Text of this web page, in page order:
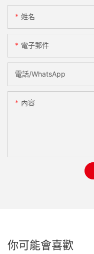
姓名
電子郵件
電話/WhatsApp
內容
你可能會喜歡